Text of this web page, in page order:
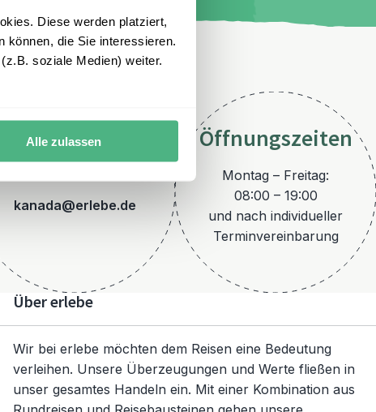
Diese werden platziert,
können, die Sie interessieren.
soziale Medien) weiter.
Alle zulassen
E-Mail
kanada@erlebe.de
Öffnungszeiten
Montag – Freitag:
08:00 – 19:00
und nach individueller
Terminvereinbarung
Über erlebe
Wir bei erlebe möchten dem Reisen eine Bedeutung
verleihen. Unsere Überzeugungen und Werte fließen in
unser gesamtes Handeln ein. Mit einer Kombination aus